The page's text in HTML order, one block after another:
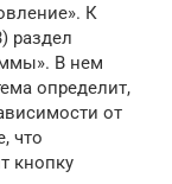
К
раздел
В нем
определит,
от
что
кнопку